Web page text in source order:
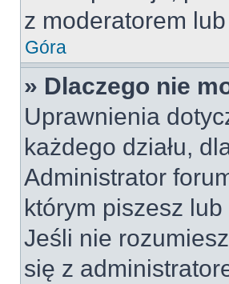
z moderatorem
Góra
» Dlaczego nie
Uprawnienia
każdego działu,
Administrator
którym piszesz
Jeśli nie
się z